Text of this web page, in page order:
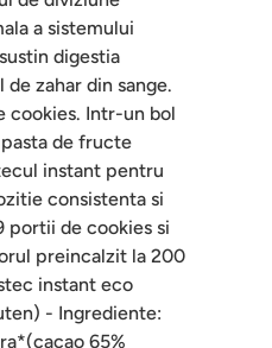
a sistemului
digestia
zahar din sange.
cookies. Intr-un bol
de fructe
instant pentru
consistenta si
portii de cookies si
preincalzit la 200
instant eco
- Ingrediente:
65%